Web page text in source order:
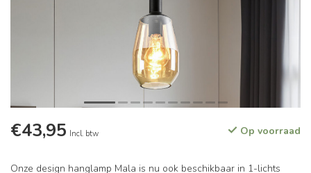
€43,95 Incl. btw Op voorraad
Onze design hanglamp Mala is nu ook beschikbaar in 1-lichts